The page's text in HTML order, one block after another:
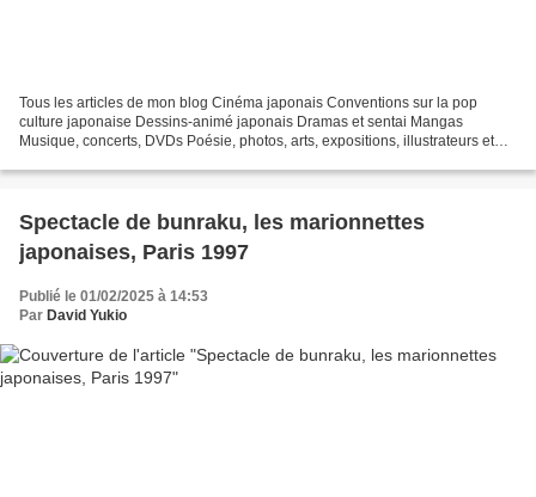
Tous les articles de mon blog Cinéma japonais Conventions sur la pop
culture japonaise Dessins-animé japonais Dramas et sentai Mangas
Musique, concerts, DVDs Poésie, photos, arts, expositions, illustrateurs et
Spectacle de bunraku, les marionnettes
japonaises, Paris 1997
Publié le 01/02/2025 à 14:53
Par David Yukio